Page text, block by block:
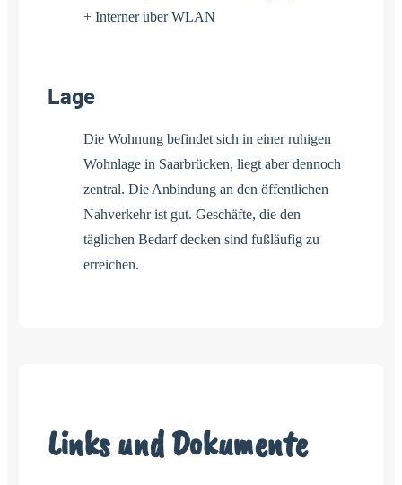
+ Interner über WLAN
Lage
Die Wohnung befindet sich in einer ruhigen
Wohnlage in Saarbrücken, liegt aber dennoch
zentral. Die Anbindung an den öffentlichen
Nahverkehr ist gut. Geschäfte, die den
täglichen Bedarf decken sind fußläufig zu
erreichen.
Links und Dokumente